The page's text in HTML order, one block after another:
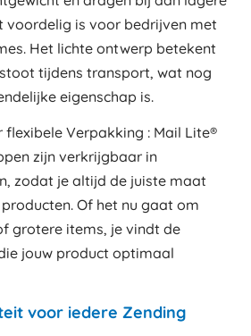
voordelig is voor bedrijven met
Het lichte ontwerp betekent
tijdens transport, wat nog
eigenschap is.
flexibele Verpakking : Mail Lite®
zijn verkrijgbaar in
zodat je altijd de juiste maat
Of het nu gaat om
grotere items, je vindt de
jouw product optimaal
voor iedere Zending